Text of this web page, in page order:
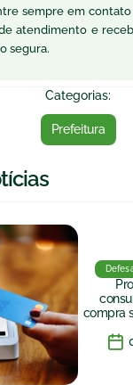
sempre em
atendimento e
segura.
Categorias:
Prefeitura
compra